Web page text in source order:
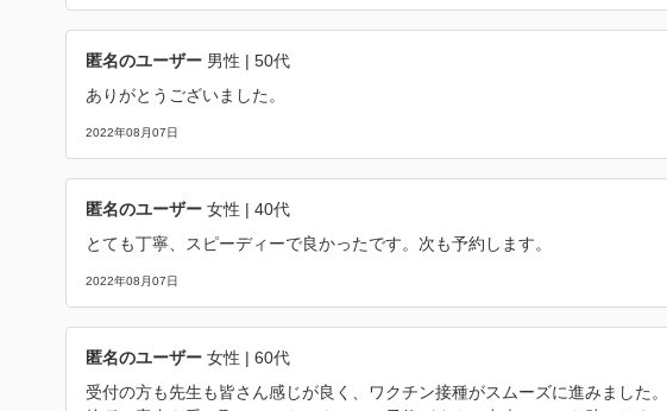
匿名のユーザー 男性 | 50代
ありがとうございました。
2022年08月07日
匿名のユーザー 女性 | 40代
とても丁寧、スピーディーで良かったです。次も予約します。
2022年08月07日
匿名のユーザー 女性 | 60代
受付の方も先生も皆さん感じが良く、ワクチン接種がスムーズに進みました。